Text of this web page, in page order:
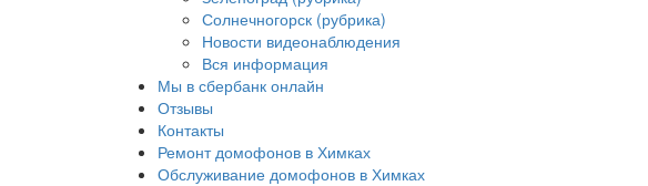
Солнечногорск (рубрика)
Новости видеонаблюдения
Вся информация
Мы в сбербанк онлайн
Отзывы
Контакты
Ремонт домофонов в Химках
Обслуживание домофонов в Химках